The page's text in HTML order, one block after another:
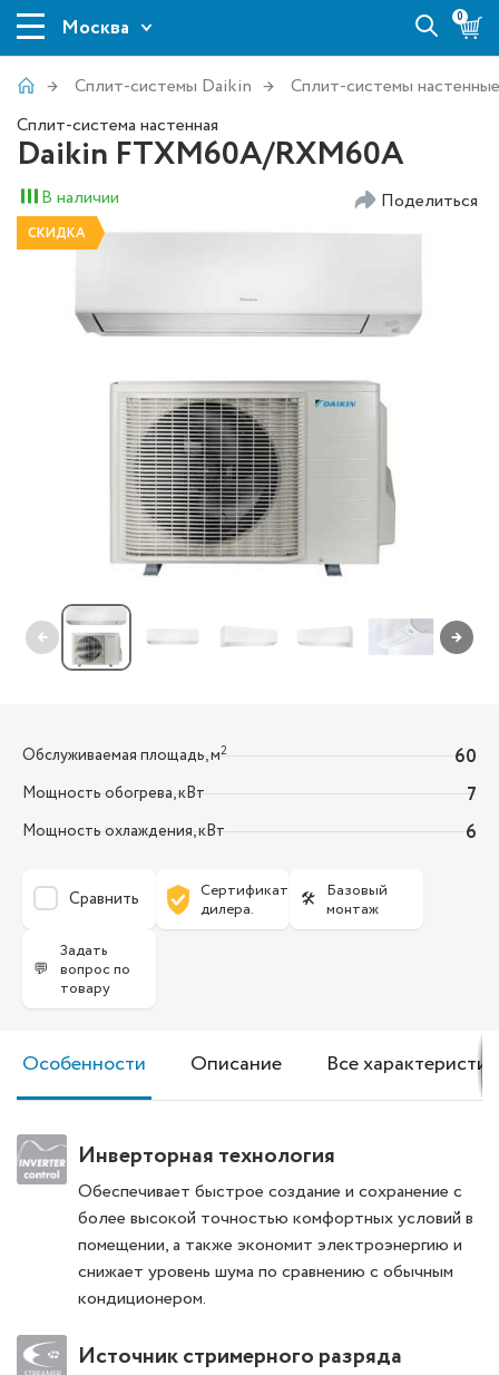
Москва 0
Сплит-системы Daikin
Сплит-системы настенные
Сплит-система настенная
Daikin FTXM60A/RXM60A
В наличии Поделиться
СКИДКА
← →
Обслуживаемая площадь, м2 60
Мощность обогрева, кВт 7
Мощность охлаждения, кВт 6
Сравнить
Сертификат
дилера.
🛠 Базовый
монтаж
💬
Задать
вопрос по
товару
Особенности Описание Все
Инверторная технология
Обеспечивает быстрое создание и сохранение с
более высокой точностью комфортных условий в
помещении, а также экономит электроэнергию и
снижает уровень шума по сравнению с обычным
кондиционером.
Источник стримерного разряда